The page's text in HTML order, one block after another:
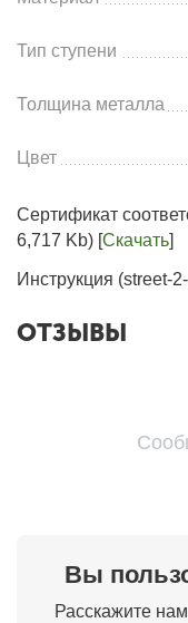
Тип ступени
Толщина металла
Цвет
Сертификат
6,717 Kb) [Скачать]
Инструкция (street-
ОТЗЫВЫ
Вы
Расскажите